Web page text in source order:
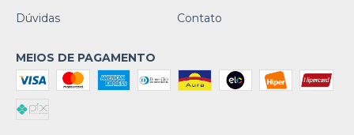
Dúvidas Contato
MEIOS DE PAGAMENTO